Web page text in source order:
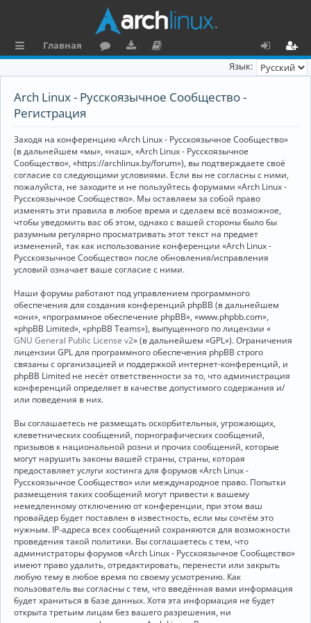
л
и
Главная
н
та
ц
и
я
х
ег
Язык:
Arch Linux - Русскоязычное Сообщество -
Регистрация
Заходя на конференцию «Arch Linux - Русскоязычное Сообщество»
(в дальнейшем «мы», «наш», «Arch Linux - Русскоязычное
Сообщество», «https://archlinux.by/forum»), вы подтверждаете своё
согласие со следующими условиями. Если вы не согласны с ними,
пожалуйста, не заходите и не пользуйтесь форумами «Arch Linux -
Русскоязычное Сообщество». Мы оставляем за собой право
изменять эти правила в любое время и сделаем всё возможное,
чтобы уведомить вас об этом, однако с вашей стороны было бы
разумным регулярно просматривать этот текст на предмет
изменений, так как использование конференции «Arch Linux -
Русскоязычное Сообщество» после обновления/исправления
условий означает ваше согласие с ними.
Наши форумы работают под управлением программного
обеспечения для создания конференций phpBB (в дальнейшем
«они», «программное обеспечение phpBB», «www.phpbb.com»,
«phpBB Limited», «phpBB Teams»), выпущенного по лицензии «
GNU General Public License v2» (в дальнейшем «GPL»). Ограничения
лицензии GPL для программного обеспечения phpBB строго
связаны с организацией и поддержкой интернет-конференций, и
phpBB Limited не несёт ответственности за то, что администрация
конференций определяет в качестве допустимого содержания и/
или поведения в них.
Вы соглашаетесь не размещать оскорбительных, угрожающих,
клеветнических сообщений, порнографических сообщений,
призывов к национальной розни и прочих сообщений, которые
могут нарушить законы вашей страны, страны, которая
предоставляет услуги хостинга для форумов «Arch Linux -
Русскоязычное Сообщество» или международное право. Попытки
размещения таких сообщений могут привести к вашему
немедленному отключению от конференции, при этом ваш
провайдер будет поставлен в известность, если мы сочтём это
нужным. IP-адреса всех сообщений сохраняются для возможности
проведения такой политики. Вы соглашаетесь с тем, что
администраторы форумов «Arch Linux - Русскоязычное Сообщество»
имеют право удалить, отредактировать, перенести или закрыть
любую тему в любое время по своему усмотрению. Как
пользователь вы согласны с тем, что введённая вами информация
будет храниться в базе данных. Хотя эта информация не будет
открыта третьим лицам без вашего разрешения, ни